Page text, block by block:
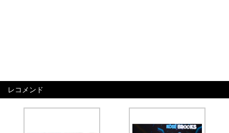
レコメンド